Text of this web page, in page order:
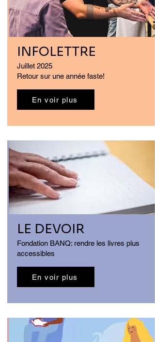
INFOLETTRE
Juillet 2025
Retour sur une année faste!
En voir plus
LE DEVOIR
Fondation BANQ: rendre les livres plus
accessibles
En voir plus